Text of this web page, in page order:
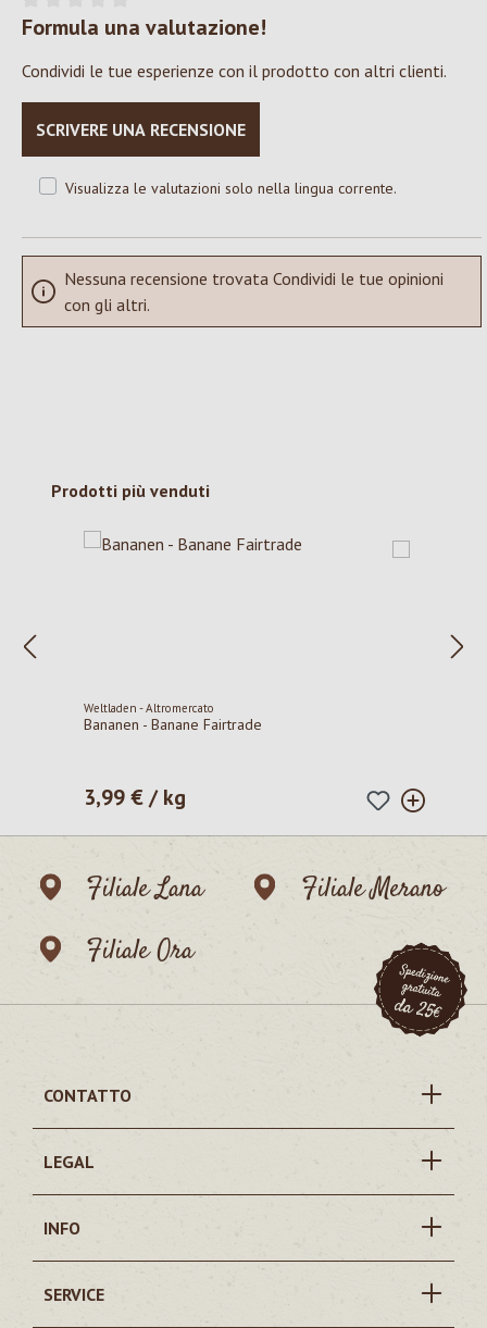
Valutazione media di 0 su 5 stelle
Formula una valutazione!
Condividi le tue esperienze con il prodotto con altri clienti.
SCRIVERE UNA RECENSIONE
Visualizza le valutazioni solo nella lingua corrente.
Nessuna recensione trovata Condividi le tue opinioni
con gli altri.
Salta la galleria dei prodotti
Prodotti più venduti
Weltladen - Altromercato
Bananen - Banane Fairtrade
Prezzo normale:
3,99 € / kg
Filiale Lana
Filiale Merano
Filiale Ora
CONTATTO
LEGAL
INFO
SERVICE